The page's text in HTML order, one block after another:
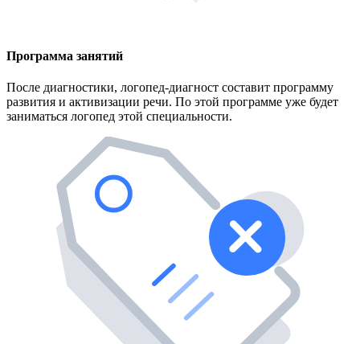
Программа занятий
После диагностики, логопед-диагност составит программу
развития и активизации речи. По этой программе уже будет
заниматься логопед этой специальности.